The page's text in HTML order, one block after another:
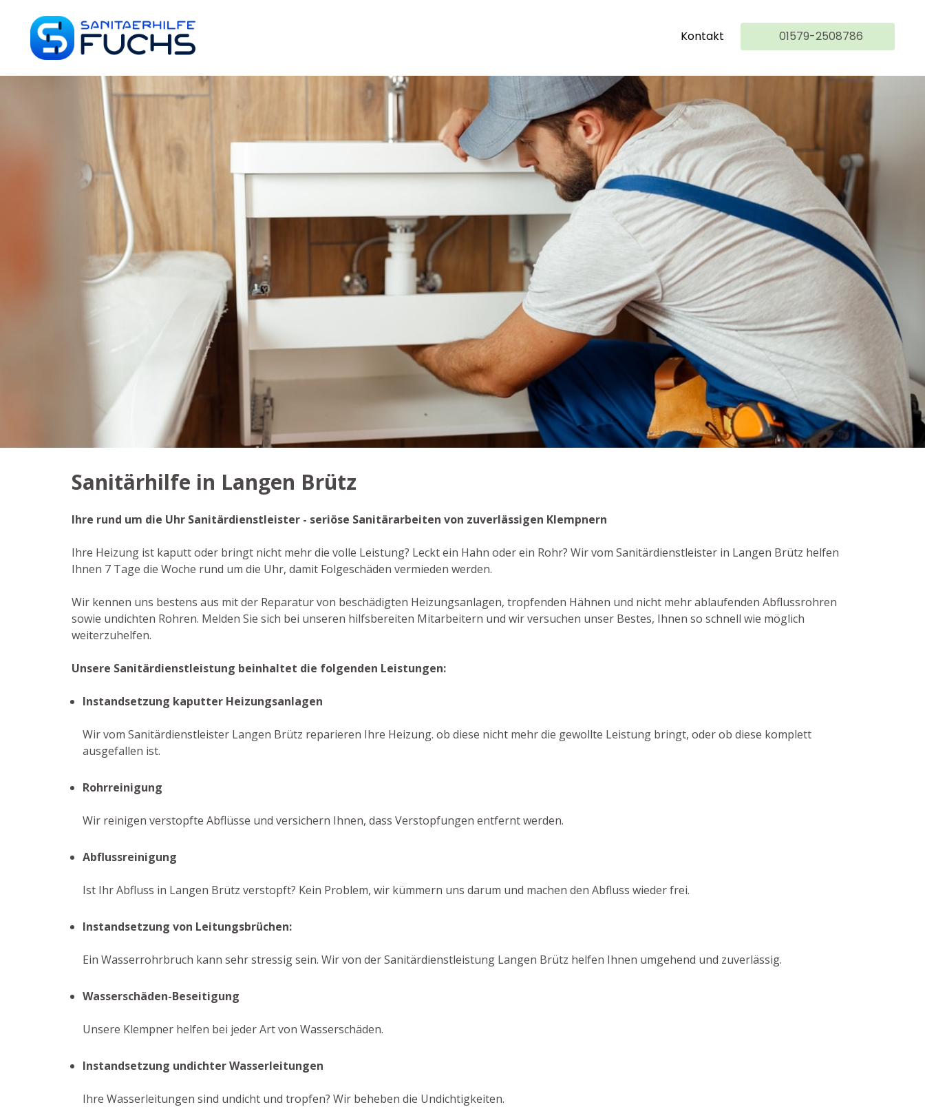
Kontakt 01579-2508786
Sanitärhilfe in Langen Brütz
Ihre rund um die Uhr Sanitärdienstleister - seriöse Sanitärarbeiten von zuverlässigen Klempnern
Ihre Heizung ist kaputt oder bringt nicht mehr die volle Leistung? Leckt ein Hahn oder ein Rohr? Wir vom Sanitärdienstleister in Langen Brütz helfen
Ihnen 7 Tage die Woche rund um die Uhr, damit Folgeschäden vermieden werden.
Wir kennen uns bestens aus mit der Reparatur von beschädigten Heizungsanlagen, tropfenden Hähnen und nicht mehr ablaufenden Abflussrohren
sowie undichten Rohren. Melden Sie sich bei unseren hilfsbereiten Mitarbeitern und wir versuchen unser Bestes, Ihnen so schnell wie möglich
weiterzuhelfen.
Unsere Sanitärdienstleistung beinhaltet die folgenden Leistungen:
Instandsetzung kaputter Heizungsanlagen
Wir vom Sanitärdienstleister Langen Brütz reparieren Ihre Heizung. ob diese nicht mehr die gewollte Leistung bringt, oder ob diese komplett
ausgefallen ist.
Rohrreinigung
Wir reinigen verstopfte Abflüsse und versichern Ihnen, dass Verstopfungen entfernt werden.
Abflussreinigung
Ist Ihr Abfluss in Langen Brütz verstopft? Kein Problem, wir kümmern uns darum und machen den Abfluss wieder frei.
Instandsetzung von Leitungsbrüchen:
Ein Wasserrohrbruch kann sehr stressig sein. Wir von der Sanitärdienstleistung Langen Brütz helfen Ihnen umgehend und zuverlässig.
Wasserschäden-Beseitigung
Unsere Klempner helfen bei jeder Art von Wasserschäden.
Instandsetzung undichter Wasserleitungen
Ihre Wasserleitungen sind undicht und tropfen? Wir beheben die Undichtigkeiten.